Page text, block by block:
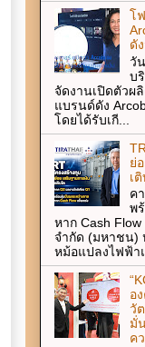
โ
ดั
วั
บ
จัดงานเปิดตัวผ
แบรนด์ดัง
โดยได้รับเกี...
ย่
เ
ค
พ
หาก Cash
จำกัด (มหาชน)
หม้อแปลงไฟฟ้า
อ
วั
มั่
ค